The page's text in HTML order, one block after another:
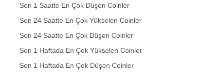
Son 1 Saatte En Çok Düşen Coinler
Son 24 Saatte En Çok Yükselen Coinler
Son 24 Saatte En Çok Düşen Coinler
Son 1 Haftada En Çok Yükselen Coinler
Son 1 Haftada En Çok Düşen Coinler